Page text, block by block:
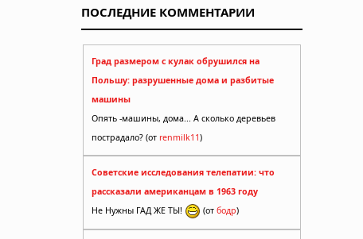
ПОСЛЕДНИЕ КОММЕНТАРИИ
Град размером с кулак обрушился на
Польшу: разрушенные дома и разбитые
машины
Опять -машины, дома... А сколько деревьев
пострадало? (от renmilk11)
Советские исследования телепатии: что
рассказали американцам в 1963 году
Не Нужны ГАД ЖЕ ТЫ!
(от бодр)